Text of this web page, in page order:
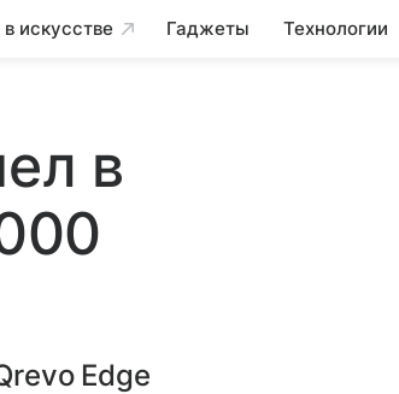
искусстве Гаджеты Технологии
в
Edge